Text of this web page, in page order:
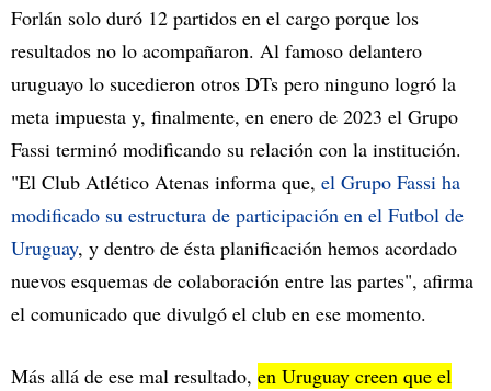
Forlán solo duró 12 partidos en el cargo porque los
resultados no lo acompañaron. Al famoso delantero
uruguayo lo sucedieron otros DTs pero ninguno logró la
meta impuesta y, finalmente, en enero de 2023 el Grupo
Fassi terminó modificando su relación con la institución.
"El Club Atlético Atenas informa que, el Grupo Fassi ha
modificado su estructura de participación en el Futbol de
Uruguay, y dentro de ésta planificación hemos acordado
nuevos esquemas de colaboración entre las partes", afirma
el comunicado que divulgó el club en ese momento.
Más allá de ese mal resultado, en Uruguay creen que el